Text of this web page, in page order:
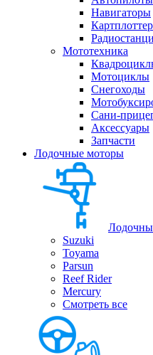
Навигаторы
Мототехника
Мотоциклы
Снегоходы
Сани-
Аксессуары
Запчасти
Лодочные моторы
Suzuki
Toyama
Parsun
Reef Rider
Mercury
Смотреть все